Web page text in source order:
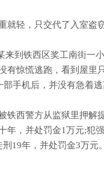
轻，只交代了入室盗窃
到铁西区奖工南街一
有惊慌逃跑，看到屋
手机后，并没有急着
西警方从监狱里押解
年，并处罚金1万元;犯
19年，并处罚金3万元。